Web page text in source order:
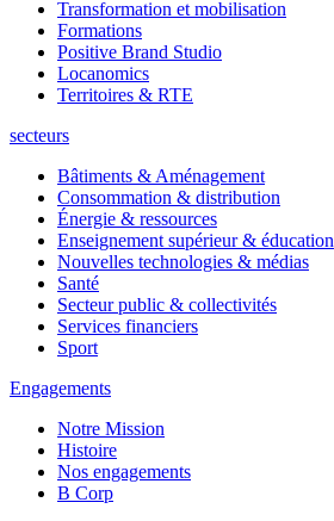
Transformation et mobilisation
Formations
Positive Brand Studio
Locanomics
Territoires & RTE
secteurs
Bâtiments & Aménagement
Consommation & distribution
Énergie & ressources
Enseignement supérieur & éducation
Nouvelles technologies & médias
Santé
Secteur public & collectivités
Services financiers
Sport
Engagements
Notre Mission
Histoire
Nos engagements
B Corp